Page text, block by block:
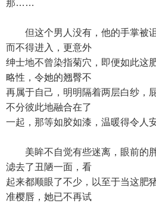
那……
但这个男人没有，他的手掌被
而不得进入，更意外
绅士地不曾染指菊穴，即便如此这
略性，令她的翘臀不
再属于自己，明明隔着两层白纱，
不分彼此地融合在了
一起，那等如胶如漆，温暖得令人安
美眸不自觉有些迷离，眼前的胖
滤去了丑陋一面，看
起来都顺眼了不少，以至于当这肥
准樱唇，她已不再试